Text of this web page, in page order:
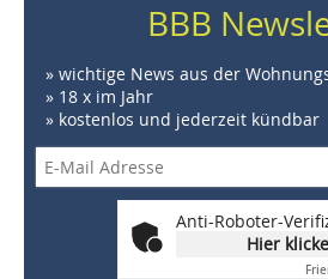
BBB
» wichtige News aus der
» 18 x im Jahr
» kostenlos und jederzeit kündbar
Anti-Roboter-
Hier